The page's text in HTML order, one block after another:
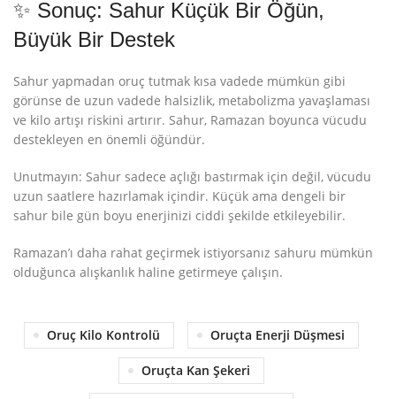
✨ Sonuç: Sahur Küçük Bir Öğün,
Büyük Bir Destek
Sahur yapmadan oruç tutmak kısa vadede mümkün gibi
görünse de uzun vadede halsizlik, metabolizma yavaşlaması
ve kilo artışı riskini artırır. Sahur, Ramazan boyunca vücudu
destekleyen en önemli öğündür.
Unutmayın: Sahur sadece açlığı bastırmak için değil, vücudu
uzun saatlere hazırlamak içindir. Küçük ama dengeli bir
sahur bile gün boyu enerjinizi ciddi şekilde etkileyebilir.
Ramazan’ı daha rahat geçirmek istiyorsanız sahuru mümkün
olduğunca alışkanlık haline getirmeye çalışın.
Oruç Kilo Kontrolü Oruçta Enerji Düşmesi
Oruçta Kan Şekeri